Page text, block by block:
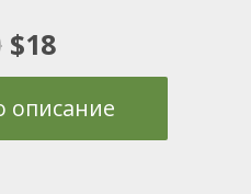
Original
price
was:
$18Текущата
цена
е:
описание